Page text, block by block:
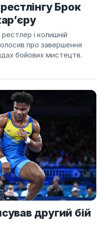
Брок
і колишній
про завершення
бойових мистецтв.
другий бій